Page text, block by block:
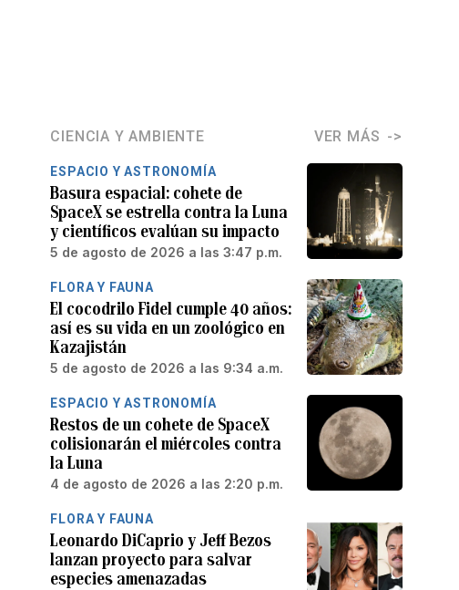
CIENCIA Y AMBIENTE VER MÁS
ESPACIO Y ASTRONOMÍA
Basura espacial: cohete de
SpaceX se estrella contra la Luna
y científicos evalúan su impacto
5 de agosto de 2026 a las 3:47 p.m.
FLORA Y FAUNA
El cocodrilo Fidel cumple 40 años:
así es su vida en un zoológico en
Kazajistán
5 de agosto de 2026 a las 9:34 a.m.
ESPACIO Y ASTRONOMÍA
Restos de un cohete de SpaceX
colisionarán el miércoles contra
la Luna
4 de agosto de 2026 a las 2:20 p.m.
FLORA Y FAUNA
Leonardo DiCaprio y Jeff Bezos
lanzan proyecto para salvar
especies amenazadas